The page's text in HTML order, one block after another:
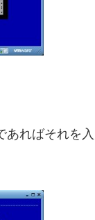
ればそれを